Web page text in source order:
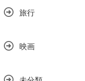
旅行
映画